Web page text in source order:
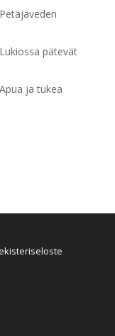
pätevät
ja tukea